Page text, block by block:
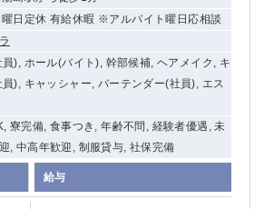
日定休 有給休暇 ※アルバイト曜日応相談
), ホール(バイト), 幹部候補, ヘアメイク, キ
員), キャッシャー, バーテンダー(社員), エス
寮完備, 食事つき, 年齢不問, 経験者優遇, 未
, 中高年歓迎, 制服貸与, 社保完備
給与
館林
選択した内容で設定